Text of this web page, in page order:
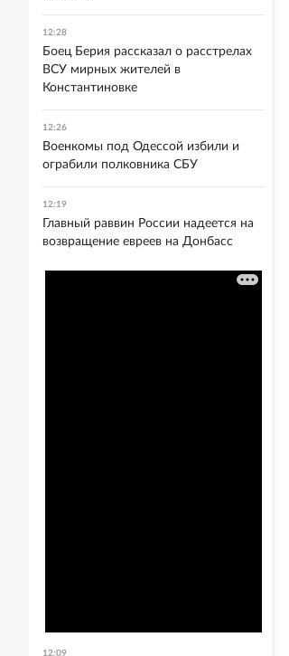
12:28
Боец Берия рассказал о расстрелах
ВСУ мирных жителей в
Константиновке
12:26
Военкомы под Одессой избили и
ограбили полковника СБУ
12:19
Главный раввин России надеется на
возвращение евреев на Донбасс
12:09